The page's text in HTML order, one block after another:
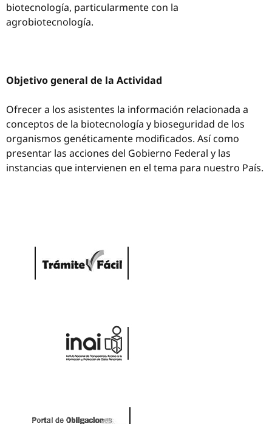
biotecnología, particularmente con la
agrobiotecnología.
Objetivo general de la Actividad
Ofrecer a los asistentes la información relacionada a
conceptos de la biotecnología y bioseguridad de los
organismos genéticamente modificados. Así como
presentar las acciones del Gobierno Federal y las
instancias que intervienen en el tema para nuestro País.